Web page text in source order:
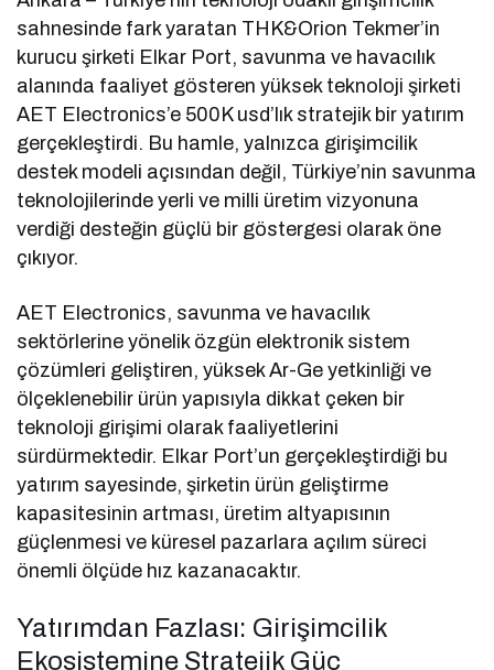
sahnesinde fark yaratan THK&Orion Tekmer’in
kurucu şirketi Elkar Port, savunma ve havacılık
alanında faaliyet gösteren yüksek teknoloji şirketi
AET Electronics’e 500K usd’lık stratejik bir yatırım
gerçekleştirdi. Bu hamle, yalnızca girişimcilik
destek modeli açısından değil, Türkiye’nin savunma
teknolojilerinde yerli ve milli üretim vizyonuna
verdiği desteğin güçlü bir göstergesi olarak öne
çıkıyor.
AET Electronics, savunma ve havacılık
sektörlerine yönelik özgün elektronik sistem
çözümleri geliştiren, yüksek Ar-Ge yetkinliği ve
ölçeklenebilir ürün yapısıyla dikkat çeken bir
teknoloji girişimi olarak faaliyetlerini
sürdürmektedir. Elkar Port’un gerçekleştirdiği bu
yatırım sayesinde, şirketin ürün geliştirme
kapasitesinin artması, üretim altyapısının
güçlenmesi ve küresel pazarlara açılım süreci
önemli ölçüde hız kazanacaktır.
Yatırımdan Fazlası: Girişimcilik
Ekosistemine Stratejik Güç